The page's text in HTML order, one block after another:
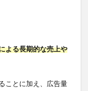
よる長期的な売上や
ことに加え、広告量